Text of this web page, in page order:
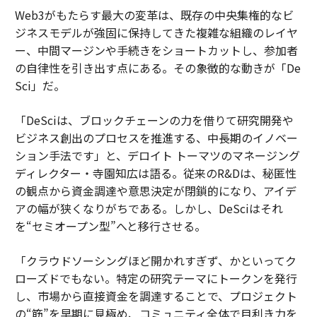
Web3がもたらす最大の変革は、既存の中央集権的なビ
ジネスモデルが強固に保持してきた複雑な組織のレイヤ
ー、中間マージンや手続きをショートカットし、参加者
の自律性を引き出す点にある。その象徴的な動きが「De
Sci」だ。
「DeSciは、ブロックチェーンの力を借りて研究開発や
ビジネス創出のプロセスを推進する、中長期のイノベー
ション手法です」と、デロイト トーマツのマネージング
ディレクター・寺園知広は語る。従来のR&Dは、秘匿性
の観点から資金調達や意思決定が閉鎖的になり、アイデ
アの幅が狭くなりがちである。しかし、DeSciはそれ
を“セミオープン型”へと移行させる。
「クラウドソーシングほど開かれすぎず、かといってク
ローズドでもない。特定の研究テーマにトークンを発行
し、市場から直接資金を調達することで、プロジェクト
の“筋”を早期に見極め、コミュニティ全体で目利き力を